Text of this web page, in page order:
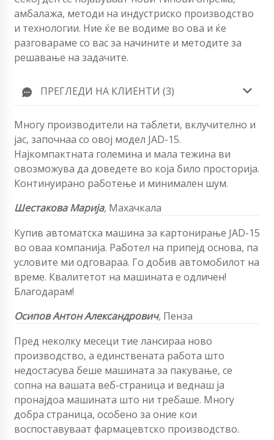
амбалажа, методи на индустриско производство
и технологии. Ние ќе ве водиме во ова и ќе
разговараме со вас за начините и методите за
решавање на задачите.
ПРЕГЛЕДИ НА КЛИЕНТИ (3)
Многу производители на таблети, вклучително и
јас, започнаа со овој модел JAD-15.
Најкомпактната големина и мала тежина ви
овозможува да доведете во која било просторија.
Континуирано работење и минимален шум.
Шестакова Марија, Махачкала
Купив автоматска машина за картонирање JAD-15
во оваа компанија. Работел на припејд основа, па
условите ми одговараа. Го добив автомобилот на
време. Квалитетот на машината е одличен!
Благодарам!
Осипов Антон Александрович, Пенза
Пред неколку месеци тие лансираа ново
производство, а единствената работа што
недостасува беше машината за пакување, се
сопна на вашата веб-страница и веднаш ја
пронајдоа машината што ни требаше. Многу
добра страница, особено за оние кои
воспоставуваат фармацевтско производство.